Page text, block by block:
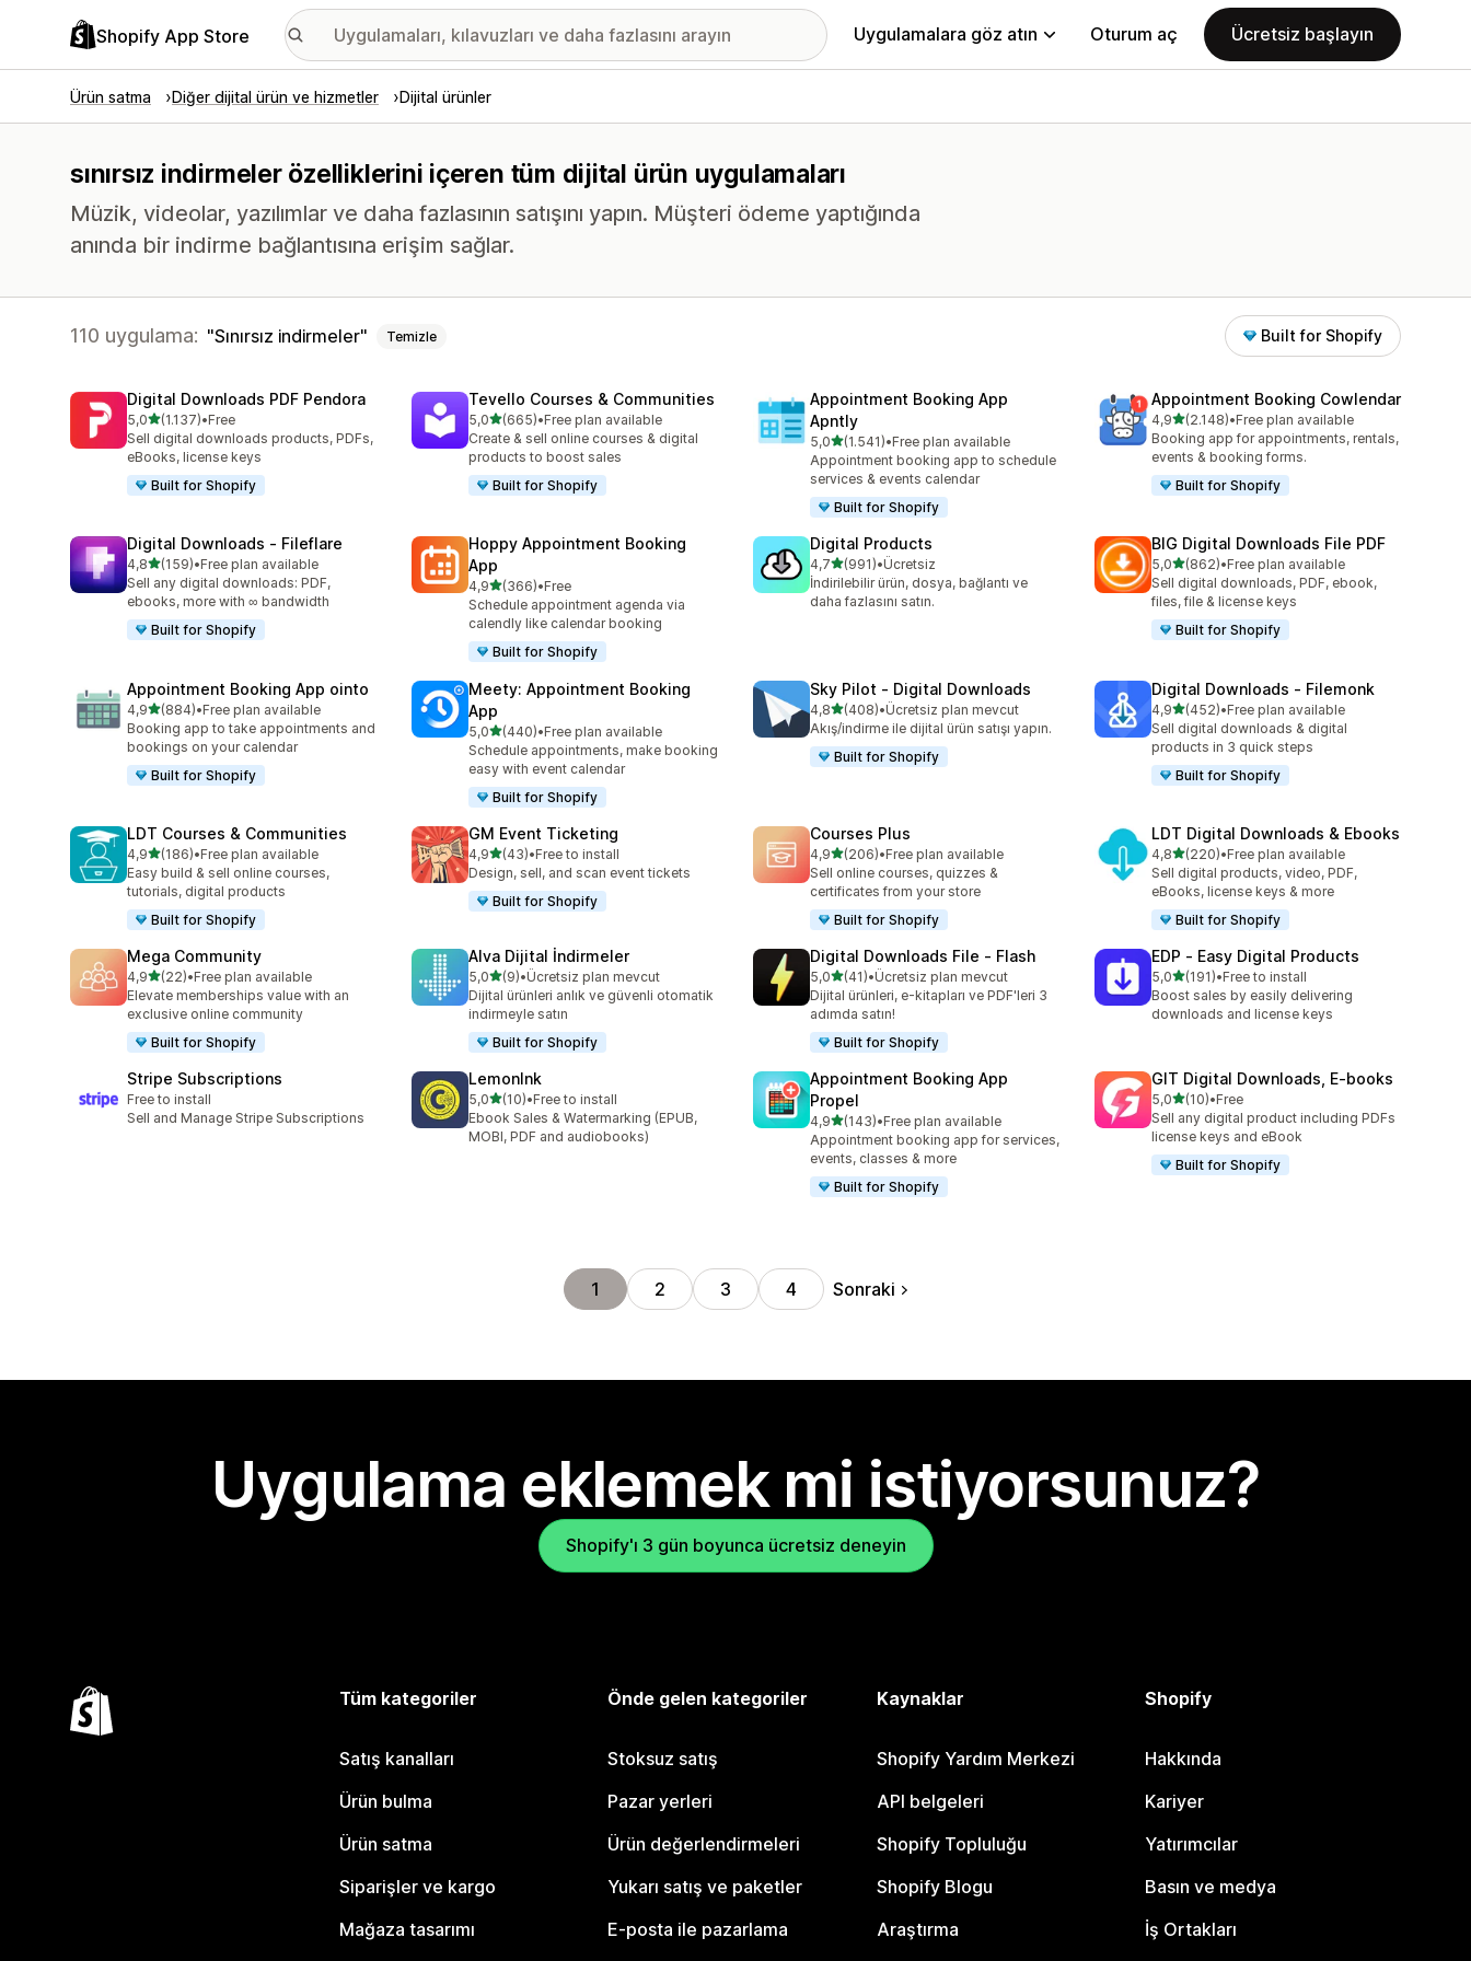
Shopify App Store Uygulamalara göz atın Oturum aç Ücretsiz başlayın
Ürün satma Diğer dijital ürün ve hizmetler Dijital ürünler
sınırsız indirmeler özelliklerini içeren tüm dijital ürün uygulamaları
Müzik, videolar, yazılımlar ve daha fazlasının satışını yapın. Müşteri ödeme yaptığında
anında bir indirme bağlantısına erişim sağlar.
110 uygulama: Sınırsız indirmeler Temizle Built for Shopify
Digital Downloads PDF Pendora
5,05 yıldız üzerinden
(1.137)
toplam 1137 değerlendirme
•Free
Sell digital downloads products, PDFs,
eBooks, license keys
Built for Shopify
Tevello Courses & Communities
5,05 yıldız üzerinden
(665)
toplam 665 değerlendirme
•Free plan available
Create & sell online courses & digital
products to boost sales
Built for Shopify
Appointment Booking App
Apntly
5,05 yıldız üzerinden
(1.541)
toplam 1541 değerlendirme
•Free plan available
Appointment booking app to schedule
services & events calendar
Built for Shopify
Appointment Booking Cowlendar
4,95 yıldız üzerinden
(2.148)
toplam 2148 değerlendirme
•Free plan available
Booking app for appointments, rentals,
events & booking forms.
Built for Shopify
Digital Downloads ‑ Fileflare
4,85 yıldız üzerinden
(159)
toplam 159 değerlendirme
•Free plan available
Sell any digital downloads: PDF,
ebooks, more with ∞ bandwidth
Built for Shopify
Hoppy Appointment Booking
App
4,95 yıldız üzerinden
(366)
toplam 366 değerlendirme
•Free
Schedule appointment agenda via
calendly like calendar booking
Built for Shopify
Digital Products
4,75 yıldız üzerinden
(991)
toplam 991 değerlendirme
•Ücretsiz
İndirilebilir ürün, dosya, bağlantı ve
daha fazlasını satın.
BIG Digital Downloads File PDF
5,05 yıldız üzerinden
(862)
toplam 862 değerlendirme
•Free plan available
Sell digital downloads, PDF, ebook,
files, file & license keys
Built for Shopify
Appointment Booking App ointo
4,95 yıldız üzerinden
(884)
toplam 884 değerlendirme
•Free plan available
Booking app to take appointments and
bookings on your calendar
Built for Shopify
Meety: Appointment Booking
App
5,05 yıldız üzerinden
(440)
toplam 440 değerlendirme
•Free plan available
Schedule appointments, make booking
easy with event calendar
Built for Shopify
Sky Pilot ‑ Digital Downloads
4,85 yıldız üzerinden
(408)
toplam 408 değerlendirme
•Ücretsiz plan mevcut
Akış/indirme ile dijital ürün satışı yapın.
Built for Shopify
Digital Downloads ‑ Filemonk
4,95 yıldız üzerinden
(452)
toplam 452 değerlendirme
•Free plan available
Sell digital downloads & digital
products in 3 quick steps
Built for Shopify
LDT Courses & Communities
4,95 yıldız üzerinden
(186)
toplam 186 değerlendirme
•Free plan available
Easy build & sell online courses,
tutorials, digital products
Built for Shopify
GM Event Ticketing
4,95 yıldız üzerinden
(43)
toplam 43 değerlendirme
•Free to install
Design, sell, and scan event tickets
Built for Shopify
Courses Plus
4,95 yıldız üzerinden
(206)
toplam 206 değerlendirme
•Free plan available
Sell online courses, quizzes &
certificates from your store
Built for Shopify
LDT Digital Downloads & Ebooks
4,85 yıldız üzerinden
(220)
toplam 220 değerlendirme
•Free plan available
Sell digital products, video, PDF,
eBooks, license keys & more
Built for Shopify
Mega Community
4,95 yıldız üzerinden
(22)
toplam 22 değerlendirme
•Free plan available
Elevate memberships value with an
exclusive online community
Built for Shopify
Alva Dijital İndirmeler
5,05 yıldız üzerinden
(9)
toplam 9 değerlendirme
•Ücretsiz plan mevcut
Dijital ürünleri anlık ve güvenli otomatik
indirmeyle satın
Built for Shopify
Digital Downloads File ‑ Flash
5,05 yıldız üzerinden
(41)
toplam 41 değerlendirme
•Ücretsiz plan mevcut
Dijital ürünleri, e-kitapları ve PDF'leri 3
adımda satın!
Built for Shopify
EDP ‑ Easy Digital Products
5,05 yıldız üzerinden
(191)
toplam 191 değerlendirme
•Free to install
Boost sales by easily delivering
downloads and license keys
Stripe Subscriptions
Free to install
Sell and Manage Stripe Subscriptions
LemonInk
5,05 yıldız üzerinden
(10)
toplam 10 değerlendirme
•Free to install
Ebook Sales & Watermarking (EPUB,
MOBI, PDF and audiobooks)
Appointment Booking App
Propel
4,95 yıldız üzerinden
(143)
toplam 143 değerlendirme
•Free plan available
Appointment booking app for services,
events, classes & more
Built for Shopify
GIT Digital Downloads, E‑books
5,05 yıldız üzerinden
(10)
toplam 10 değerlendirme
•Free
Sell any digital product including PDFs
license keys and eBook
Built for Shopify
1 2 3 4 Sonraki
Uygulama eklemek mi istiyorsunuz?
Shopify'ı 3 gün boyunca ücretsiz deneyin
Tüm kategoriler
Satış kanalları
Ürün bulma
Ürün satma
Siparişler ve kargo
Mağaza tasarımı
Önde gelen kategoriler
Stoksuz satış
Pazar yerleri
Ürün değerlendirmeleri
Yukarı satış ve paketler
E-posta ile pazarlama
Kaynaklar
Shopify Yardım Merkezi
API belgeleri
Shopify Topluluğu
Shopify Blogu
Araştırma
Shopify
Hakkında
Kariyer
Yatırımcılar
Basın ve medya
İş Ortakları